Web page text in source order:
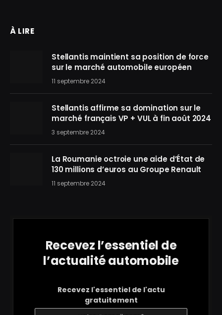
À LIRE
Stellantis maintient sa position de force
sur le marché automobile européen
11 septembre 2024
Stellantis affirme sa domination sur le
marché français VP + VUL à fin août 2024
3 septembre 2024
La Roumanie octroie une aide d’État de
130 millions d’euros au Groupe Renault
11 septembre 2024
Recevez l’essentiel de
l’actualité automobile
Recevez l'essentiel de l'actu
gratuitement